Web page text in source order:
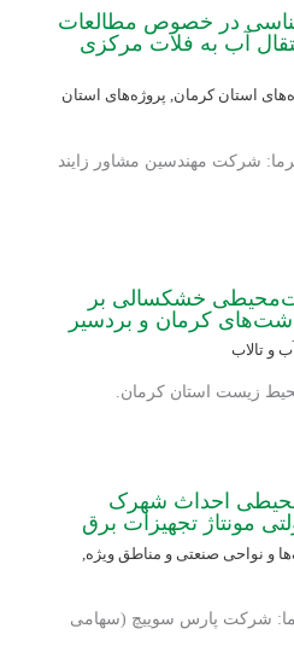
در خصوص مطالعات
آب به فلات مرکزی
استان کرمان, پروژه‌های استان
شرکت مهندسین مشاور زایند
خشکسالی بر
دشت‌های کرمان و بردسیر
و تالاب
زیست استان کرمان.
احداث شهرک
مونتاژ تجهیزات برق
و نواحی صنعتی و مناطق ویژه
شرکت پارس سوییچ (سهامی